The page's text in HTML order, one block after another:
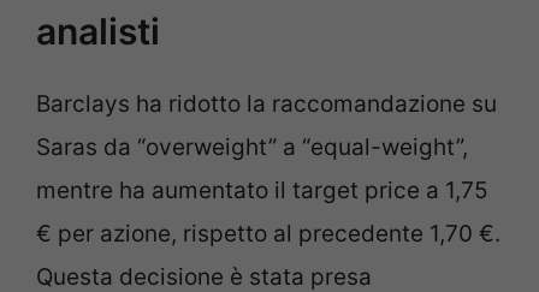
analisti
Barclays ha ridotto la raccomandazione su
Saras da “overweight” a “equal-weight”,
mentre ha aumentato il target price a 1,75
€ per azione, rispetto al precedente 1,70 €.
Questa decisione è stata presa